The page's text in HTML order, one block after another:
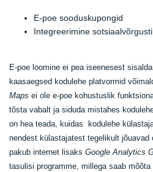
E-poe sooduskupongid
Integreerimine
E-poe loomine ei pea iseenesest
kaasaegsed kodulehe platvormid
Maps ei ole e-poe kohustuslik
tõsta vabalt ja siduda mistahes
on hea teada, kuidas kodulehe
nendest külastajatest tegelikult
pakub internet lisaks Google Analytics
tasulisi programme, millega saab